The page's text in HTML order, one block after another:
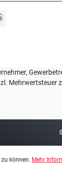
Mehrwertsteuer
können. Mehr